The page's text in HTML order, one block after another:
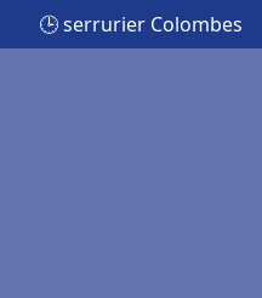
🕒 serrurier Colombes